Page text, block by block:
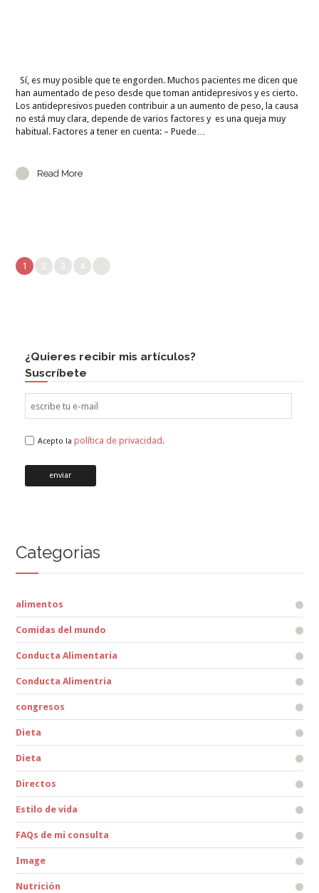
Sí, es muy posible que te engorden. Muchos pacientes me dicen que
han aumentado de peso desde que toman antidepresivos y es cierto.
Los antidepresivos pueden contribuir a un aumento de peso, la causa
no está muy clara, depende de varios factores y es una queja muy
habitual. Factores a tener en cuenta: – Puede…
Read More
1 2 3 4
¿Quieres recibir mis artículos?
Suscríbete
Acepto la política de privacidad.
Categorias
alimentos
Comidas del mundo
Conducta Alimentaria
Conducta Alimentria
congresos
Dieta
Dieta
Directos
Estilo de vida
FAQs de mi consulta
Image
Nutrición